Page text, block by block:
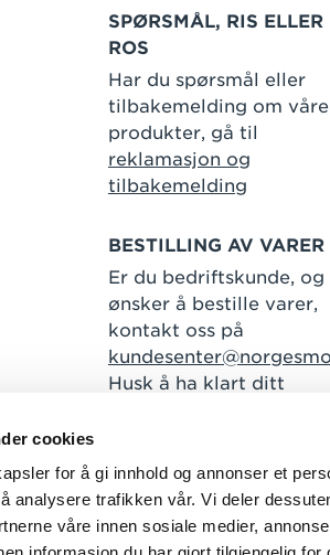
cookies
for å gi innhold og annonser et
analysere trafikken vår. Vi deler
våre innen sosiale medier,
SPØRSMÅL, RIS ELLER
ROS
Har du spørsmål eller
tilbakemelding om våre
produkter, gå til
reklamasjon og
tilbakemelding
BESTILLING AV VARER
Er du bedriftskunde, og
ønsker å bestille varer,
kontakt oss på
Husk å ha klart ditt
Følg oss